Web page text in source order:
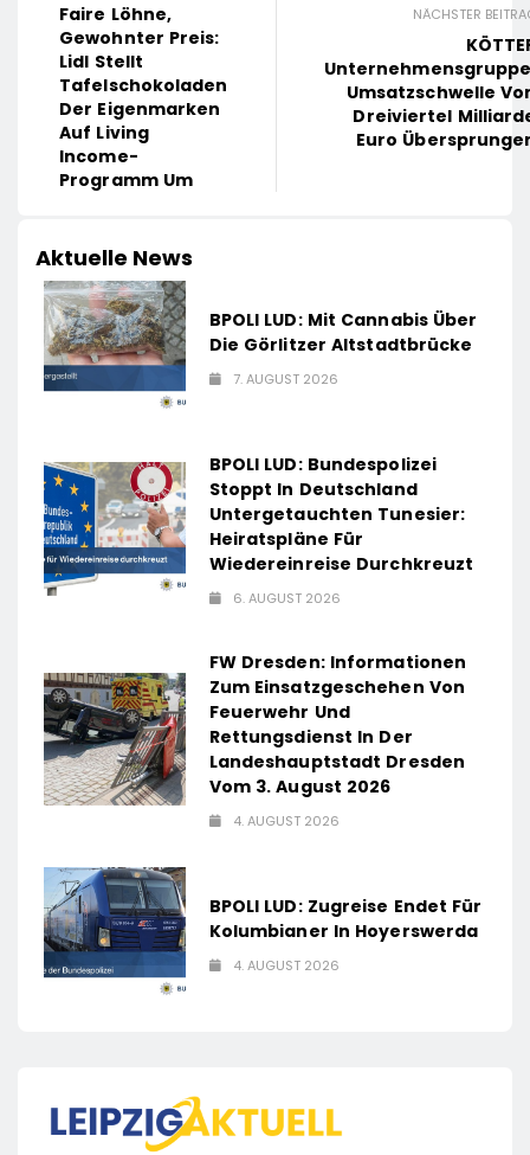
Faire Löhne,
Gewohnter Preis:
Lidl Stellt
Tafelschokoladen
Der Eigenmarken
Auf Living
Income-
Programm Um
NÄCHSTER
Umsatzschwelle
Dreiviertel
Euro
Aktuelle News
BPOLI LUD: Mit Cannabis Über
Die Görlitzer Altstadtbrücke
7. AUGUST 2026
BPOLI LUD: Bundespolizei
Stoppt In Deutschland
Untergetauchten Tunesier:
Heiratspläne Für
Wiedereinreise Durchkreuzt
6. AUGUST 2026
FW Dresden: Informationen
Zum Einsatzgeschehen Von
Feuerwehr Und
Rettungsdienst In Der
Landeshauptstadt Dresden
Vom 3. August 2026
4. AUGUST 2026
BPOLI LUD: Zugreise Endet Für
Kolumbianer In Hoyerswerda
4. AUGUST 2026